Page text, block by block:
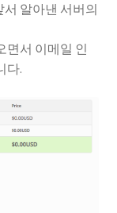
서 알아낸 서버의
면서 이메일 인
다.